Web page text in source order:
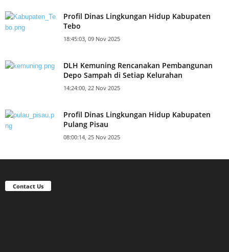
Profil Dinas Lingkungan Hidup Kabupaten
Tebo
18:45:03, 09 Nov 2025
DLH Kemuning Rencanakan Pembangunan
Depo Sampah di Setiap Kelurahan
14:24:00, 22 Nov 2025
Profil Dinas Lingkungan Hidup Kabupaten
Pulang Pisau
08:00:14, 25 Nov 2025
Contact Us